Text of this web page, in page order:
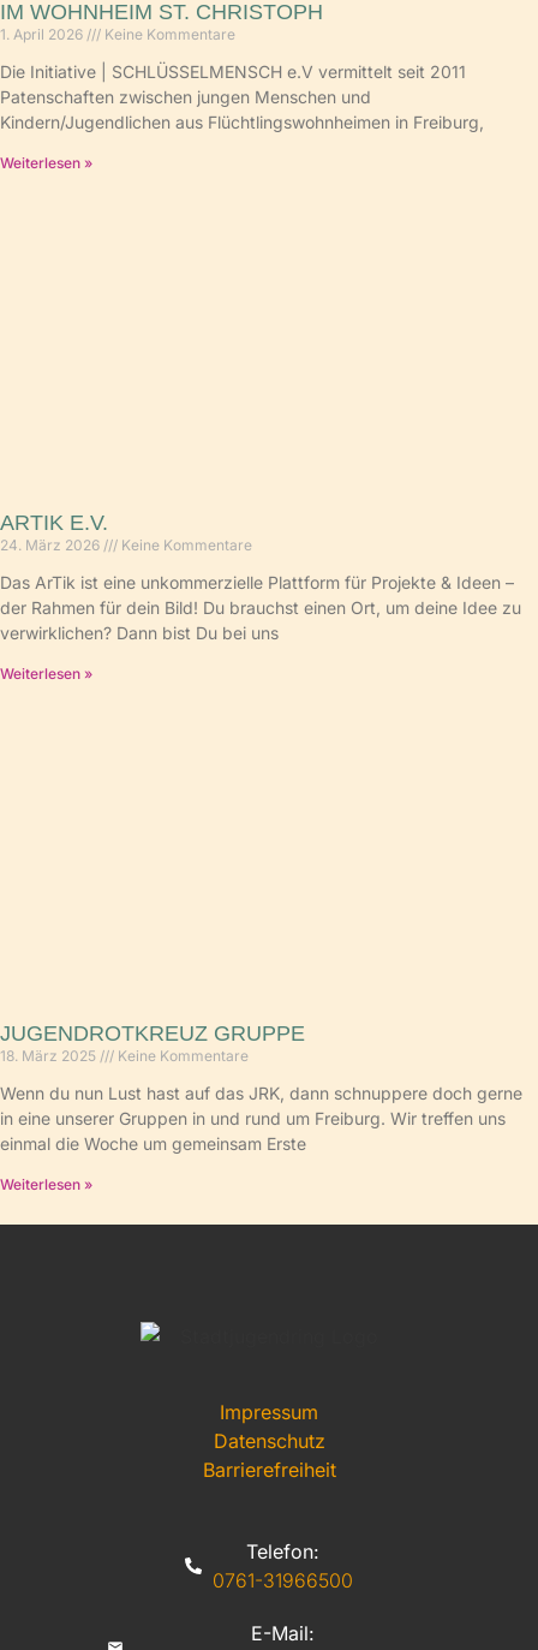
IM WOHNHEIM ST. CHRISTOPH
1. April 2026 Keine Kommentare
Die Initiative | SCHLÜSSELMENSCH e.V vermittelt seit 2011
Patenschaften zwischen jungen Menschen und
Kindern/Jugendlichen aus Flüchtlingswohnheimen in Freiburg,
Weiterlesen »
ARTIK E.V.
24. März 2026 Keine Kommentare
Das ArTik ist eine unkommerzielle Plattform für Projekte & Ideen –
der Rahmen für dein Bild! Du brauchst einen Ort, um deine Idee zu
verwirklichen? Dann bist Du bei uns
Weiterlesen »
JUGENDROTKREUZ GRUPPE
18. März 2025 Keine Kommentare
Wenn du nun Lust hast auf das JRK, dann schnuppere doch gerne
in eine unserer Gruppen in und rund um Freiburg. Wir treffen uns
einmal die Woche um gemeinsam Erste
Weiterlesen »
Impressum
Datenschutz
Barrierefreiheit
Telefon:
0761-31966500
E-Mail: